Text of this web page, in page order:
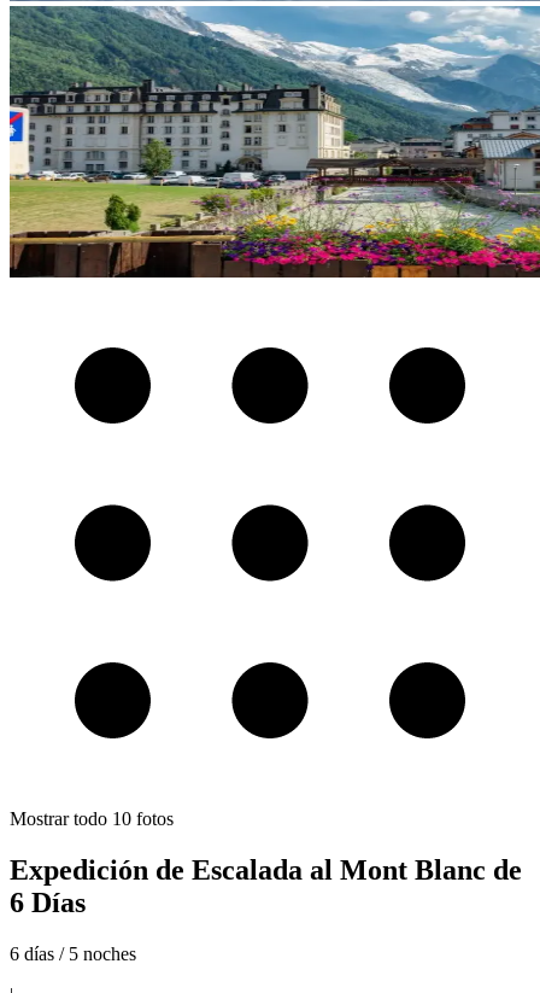
Mostrar todo 10 fotos
Expedición de Escalada al Mont Blanc de
6 Días
6 días / 5 noches